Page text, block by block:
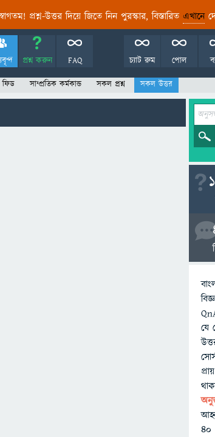
প্রশ্ন-উত্তর দিয়ে জিতে নিন পুরস্কার, বিস্তারিত এখানে
প্রশ্ন করুন FAQ পোল
চ্যাট রুম
ফিড সাম্প্রতিক কর্মকান্ড সকল প্রশ্ন সকল উত্তর
যে
৪০